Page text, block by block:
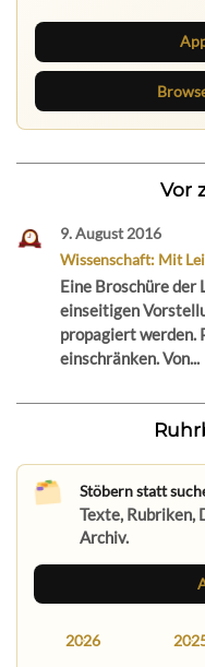
Vor
9. August 2016
Wissenschaft: Mit
Eine Broschüre der
einseitigen
propagiert werden.
einschränken. Von...
Stöbern statt
Texte, Rubriken,
Archiv.
2026